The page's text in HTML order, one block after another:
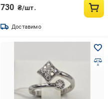
730 ₴/шт.
Доставимо